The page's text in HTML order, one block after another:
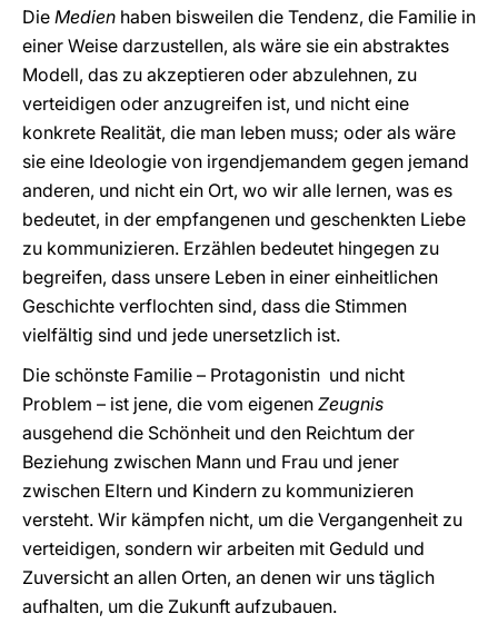
Die Medien haben bisweilen die Tendenz, die Familie in
einer Weise darzustellen, als wäre sie ein abstraktes
Modell, das zu akzeptieren oder abzulehnen, zu
verteidigen oder anzugreifen ist, und nicht eine
konkrete Realität, die man leben muss; oder als wäre
sie eine Ideologie von irgendjemandem gegen jemand
anderen, und nicht ein Ort, wo wir alle lernen, was es
bedeutet, in der empfangenen und geschenkten Liebe
zu kommunizieren. Erzählen bedeutet hingegen zu
begreifen, dass unsere Leben in einer einheitlichen
Geschichte verflochten sind, dass die Stimmen
vielfältig sind und jede unersetzlich ist.
Die schönste Familie – Protagonistin und nicht
Problem – ist jene, die vom eigenen Zeugnis
ausgehend die Schönheit und den Reichtum der
Beziehung zwischen Mann und Frau und jener
zwischen Eltern und Kindern zu kommunizieren
versteht. Wir kämpfen nicht, um die Vergangenheit zu
verteidigen, sondern wir arbeiten mit Geduld und
Zuversicht an allen Orten, an denen wir uns täglich
aufhalten, um die Zukunft aufzubauen.